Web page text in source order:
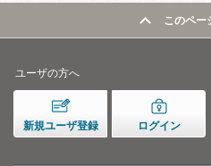
このペー
ユーザの方へ
新規ユーザ登録 ログイン